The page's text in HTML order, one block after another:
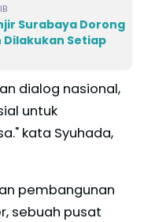
Surabaya Dorong
Dilakukan Setiap
dialog nasional,
untuk
kata Syuhada,
pembangunan
sebuah pusat